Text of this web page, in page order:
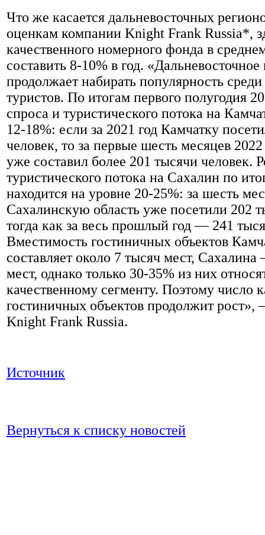
Что же касается дальневосточных
оценкам компании Knight Frank Russia*,
качественного номерного фонда в
составить 8-10% в год.
продолжает набирать популярность
туристов. По итогам первого полугодия
спроса и туристического потока на
12-18%: если за 2021 год Камчатку
человек, то за первые шесть месяцев 2022
уже составил более 201 тысячи человек.
туристического потока на Сахалин по
находится на уровне 20-25%: за шесть
Сахалинскую область уже посетили 202
тогда как за весь прошлый год — 241
Вместимость гостиничных объектов
составляет около 7 тысяч мест,
мест, однако только 30-35% из них
качественному сегменту. Поэтому число
гостиничных объектов продолжит рост»,
Knight Frank Russia.
Источник
Вернуться к списку новостей